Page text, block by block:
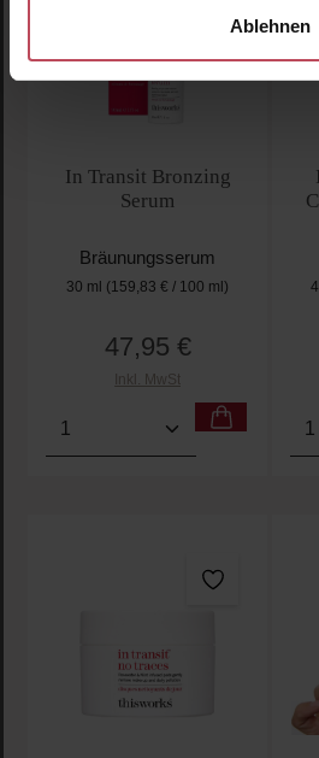
Ablehnen
In Transit Bronzing
Serum
Bräunungsserum
30 ml (159,83 € / 100 ml)
Regulärer Preis:
47,95 €
Inkl. MwSt
Produkt Anzahl: Gib den